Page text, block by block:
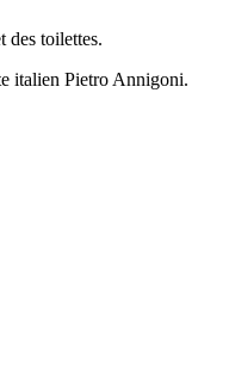
des toilettes.
italien Pietro Annigoni.